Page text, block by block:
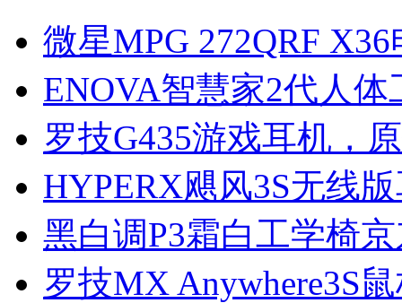
微星MPG 272QRF
ENOVA智慧家2代人
罗技G435游戏耳机，
HYPERX飓风3S无线
黑白调P3霜白工学椅
罗技MX Anywhere3S